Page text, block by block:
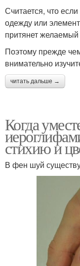
Считается, что
одежду или
притянет
Поэтому прежде
внимательно
читать дальше →
Когда
стихию и
В фен шуй